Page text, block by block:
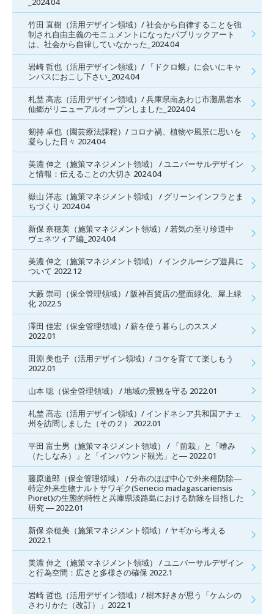
竹田 直樹（活用デザイン領域）/ 社会から自律することを強
制され自由主義のモニュメントになったパブリックアート
は、社会から自律していなかった_2024.04
岩崎 哲也（活用デザイン領域）/ 『ドクロ蛾』に会いにキャ
ンパスにおこし下さい_2024.04
札埜 高志（活用デザイン領域）/ 兵庫県南あわじ市灘黒岩水
仙郷がリニューアルオープンしました_2024.04
剱持 卓也（園芸療法課程）/ コロナ禍、植物や風景に思いを
凝らした日々 2024.04
美濃 伸之（施策マネジメント領域） / ユニバーサルデザイン
と情報：伝えることの大切さ 2024.04
嶽山 洋志（施策マネジメント領域） / グリーンインフラとま
ちづくり 2024.04
新保 奈穂美（施策マネジメント領域）/ 若気の至り珍道中
ヴェネツィア編_2024.04
美濃 伸之（施策マネジメント領域） / インクルーシブ遊具に
ついて 2022.12
大藪 崇司（保全管理領域）/ 阪神百貨店の壁面緑化、屋上緑
化 2022.5
澤田 佳宏（保全管理領域）/ 薪を使う暮らしのススメ
2022.01
田淵 美也子（活用デザイン領域）/ コケを育てて楽しもう
2022.01
山本 聡（保全管理領域） / 地域の景観を守る 2022.01
札埜 高志（活用デザイン領域）/ インドネシア共和国アチェ
州を訪問しました（その２） 2022.01
平田 富士男（施策マネジメント領域） / 「前栽」と「嗜み
（たしなみ）」と「インバウンド観光」と― 2022.01
藤原道郎（保全管理領域） / 分布のほぼ中心で外来種防除―
特定外来生物ナルトサワギク(Senecio madagascariensis
Pioret)の生態的特性と兵庫県淡路島における防除を目指した
研究 ― 2022.01
新保 奈穂美（施策マネジメント領域）/ ヤギから考える
2022.1
美濃 伸之（施策マネジメント領域） / ユニバーサルデザイン
と行為空間：広さと多様さの確保 2022.1
岩崎 哲也（活用デザイン領域）/ 樹木好きが思う「ケムシの
さわりかた（改訂）」2022.1